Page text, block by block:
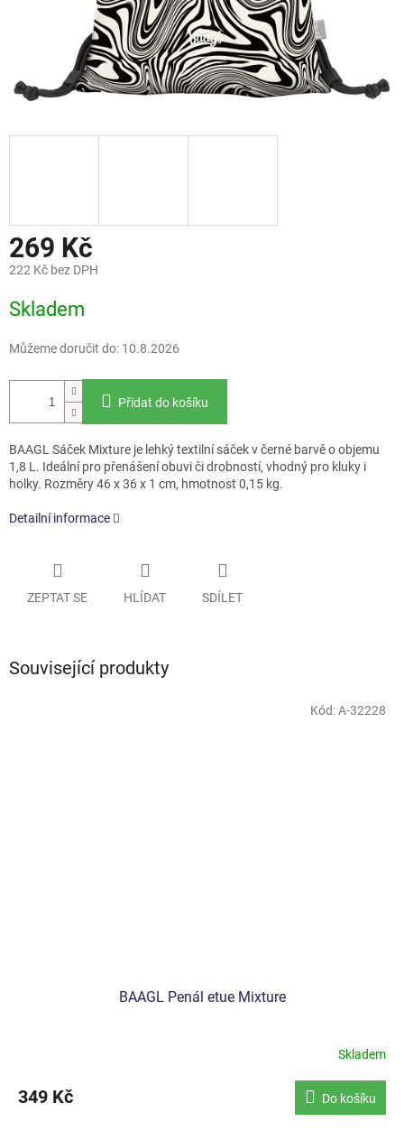
269 Kč
222 Kč bez DPH
cena:
Skladem
Můžeme doručit do: 10.8.2026
Přidat do košíku
BAAGL Sáček Mixture je lehký textilní sáček v černé barvě o objemu
1,8 L. Ideální pro přenášení obuvi či drobností, vhodný pro kluky i
holky. Rozměry 46 x 36 x 1 cm, hmotnost 0,15 kg.
Detailní informace
ZEPTAT SE HLÍDAT SDÍLET
Související produkty
BAAGL Penál etue Mixture
Skladem
349 Kč Do košíku
Kód:A-32228